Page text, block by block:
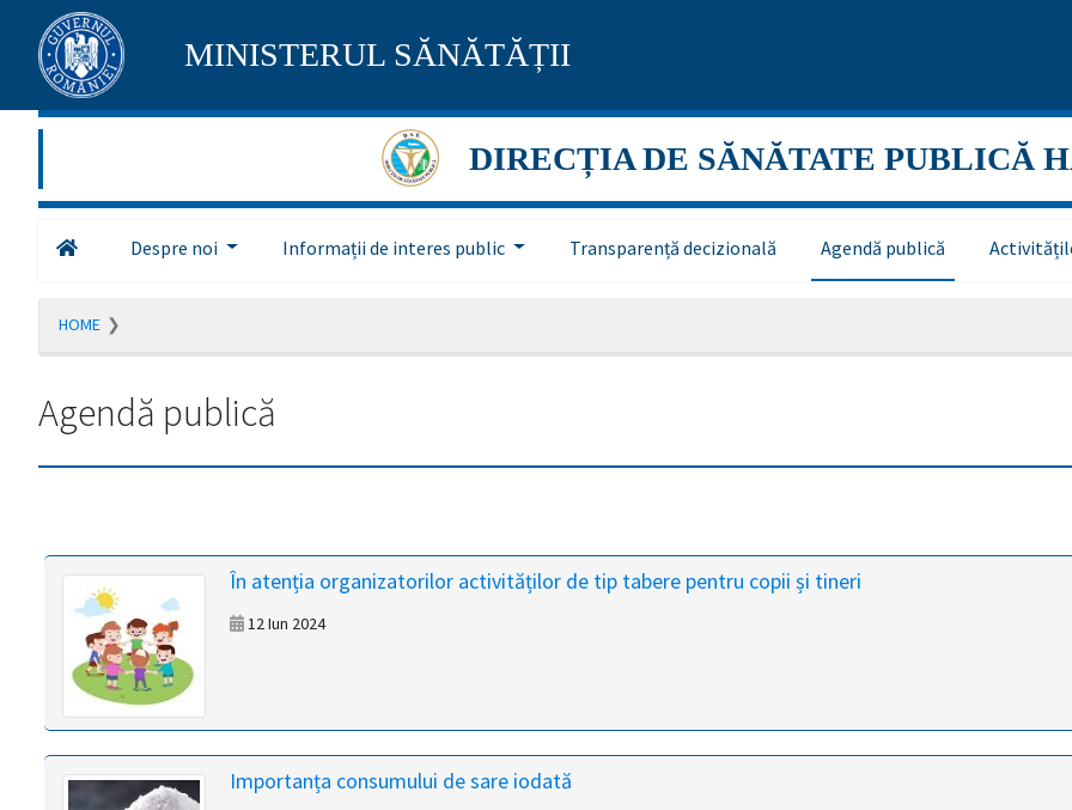
Pagina
maghiară
se
află
construcție
Redirecționare
română
secunde.
magyar
nyelvű
oldal
fejlesztés
alatt
MINISTERUL SĂNĂTĂȚII
DIRECȚIA DE SĂNĂTATE PUBLICĂ
Despre noi Informații de interes public Transparență decizională Agendă publică
HOME
Agendă publică
În atenția organizatorilor activităților de tip tabere pentru copii și tineri
12 Iun 2024
Importanța consumului de sare iodată